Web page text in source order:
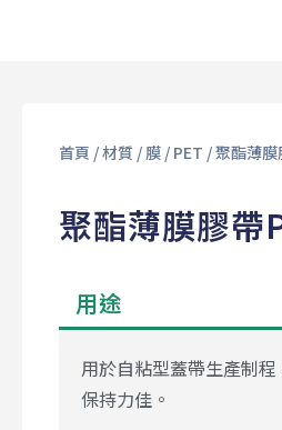
首頁 /材質/ 膜/ PET / 聚酯薄
聚酯薄膜膠帶
用途
用於自粘型蓋帶生產制程
保持力佳。